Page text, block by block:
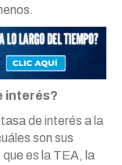
interés?
de interés a la
son sus
es la TEA, la